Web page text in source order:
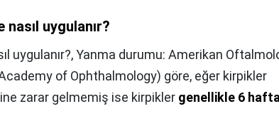
nasıl uygulanır?
uygulanır?,Yanma durumu: Amerikan
of Ophthalmology) göre, eğer kirpikler
zarar gelmemiş ise kirpikler genellikle 6